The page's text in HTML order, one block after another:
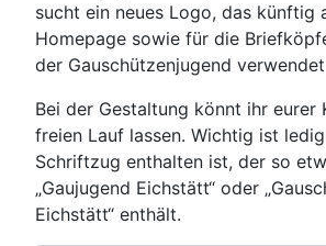
sucht ein neues Logo, das künftig
Homepage sowie für die
der Gauschützenjugend
Bei der Gestaltung könnt ihr eurer
freien Lauf lassen. Wichtig ist
Schriftzug enthalten ist, der so
„Gaujugend Eichstätt“ oder
Eichstätt“ enthält.